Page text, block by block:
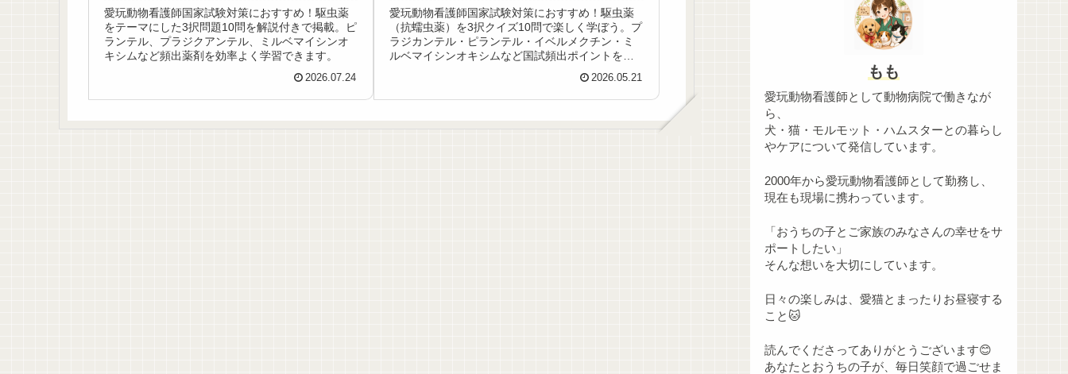
愛玩動物看護師国家試験対策におすすめ！駆虫薬
をテーマにした3択問題10問を解説付きで掲載。ピ
ランテル、プラジクアンテル、ミルベマイシンオ
キシムなど頻出薬剤を効率よく学習できます。
2026.07.24
愛玩動物看護師国家試験対策におすすめ！駆虫薬
（抗蠕虫薬）を3択クイズ10問で楽しく学ぼう。プ
ラジカンテル・ピランテル・イベルメクチン・ミ
ルベマイシンオキシムなど国試頻出ポイントをや
2026.05.21 もも
愛玩動物看護師として動物病院で働きなが
ら、
犬・猫・モルモット・ハムスターとの暮らし
やケアについて発信しています。
2000年から愛玩動物看護師として勤務し、
現在も現場に携わっています。
「おうちの子とご家族のみなさんの幸せをサ
ポートしたい」
そんな想いを大切にしています。
日々の楽しみは、愛猫とまったりお昼寝する
こと🐱
読んでくださってありがとうございます😊
あなたとおうちの子が、毎日笑顔で過ごせま